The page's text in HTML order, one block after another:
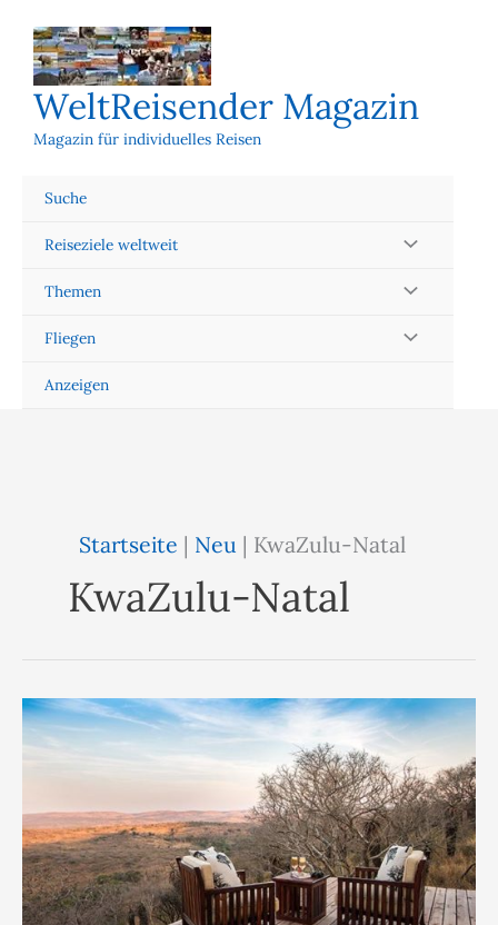
Inhalt
springen
WeltReisender Magazin
Magazin für individuelles Reisen
Suche
Reiseziele weltweit
Themen
Fliegen
Anzeigen
Startseite | Neu | KwaZulu-Natal
KwaZulu-Natal